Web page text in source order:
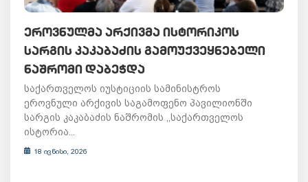
ᲔᲠᲝᲕᲜᲣᲚᲛᲐ ᲐᲠᲥᲘᲕᲛᲐ ᲘᲡᲢᲝᲠᲘᲙᲝᲡ
ᲡᲐᲠᲒᲘᲡ ᲙᲐᲙᲐᲑᲐᲫᲘᲡ ᲒᲐᲛᲝᲣᲥᲕᲔᲧᲜᲔᲑᲔᲚᲘ
ᲜᲐᲨᲠᲝᲛᲘ ᲓᲐᲑᲔᲭᲓᲐ
საქართველოს იუსტიციის სამინისტროს
ეროვნული არქივის საგამოფენო პავილიონში
სარგის კაკაბაძის ნაშრომის ,,საქართველოს
ისტორია...
18 ივნისი, 2026